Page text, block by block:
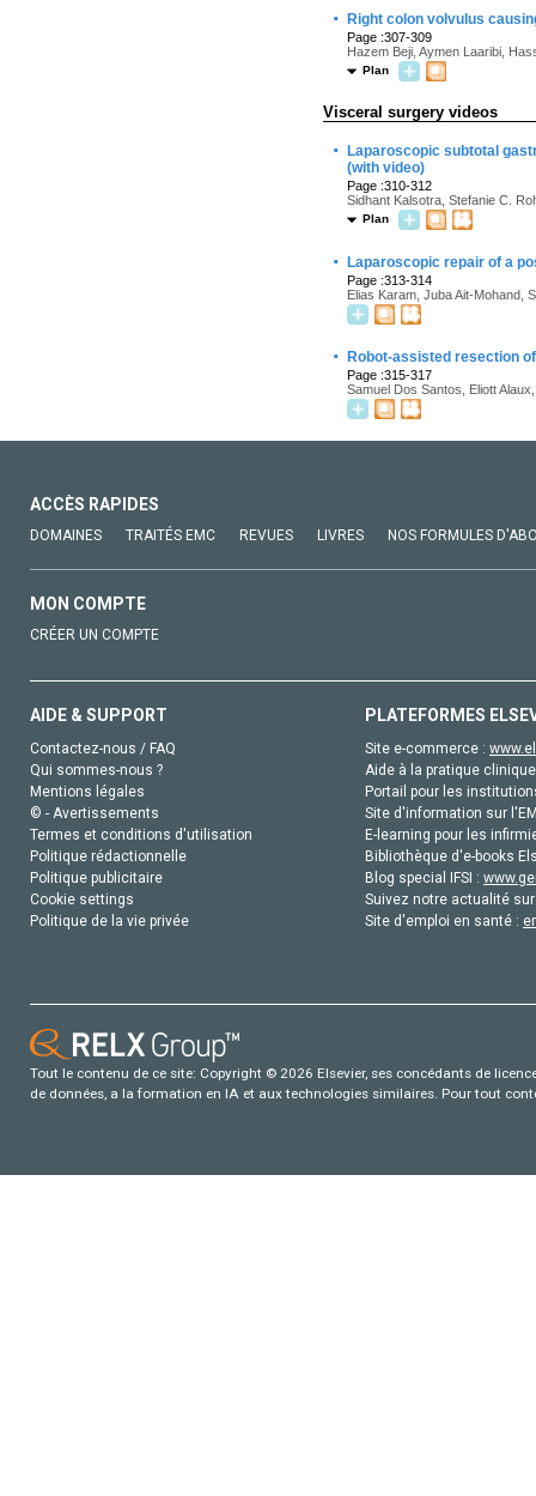
· Right colon volvulus
Page :307-309
Hazem Beji, Aymen Laaribi,
Plan
Visceral surgery videos
·
Laparoscopic subtotal
(with video)
Page :310-312
Sidhant Kalsotra, Stefanie C.
Plan
· Laparoscopic repair of a
Page :313-314
Elias Karam, Juba Ait-Mohand,
· Robot-assisted resection
Page :315-317
Samuel Dos Santos, Eliott
ACCÈS RAPIDES
DOMAINES TRAITÉS EMC REVUES LIVRES NOS FORMULES
MON COMPTE
CRÉER UN COMPTE
AIDE & SUPPORT
Contactez-nous / FAQ
Qui sommes-nous ?
Mentions légales
© - Avertissements
Termes et conditions d'utilisation
Politique rédactionnelle
Politique publicitaire
Cookie settings
Politique de la vie privée
PLATEFORMES
Site e-commerce :
Aide à la pratique
Portail pour les
Site d'information sur
E-learning pour les
Bibliothèque d'e-books
Blog special IFSI :
Suivez notre actualité
Site d'emploi en santé :
Tout le contenu de ce site: Copyright © 2026 Elsevier, ses concédants de
de données, a la formation en IA et aux technologies similaires. Pour tout